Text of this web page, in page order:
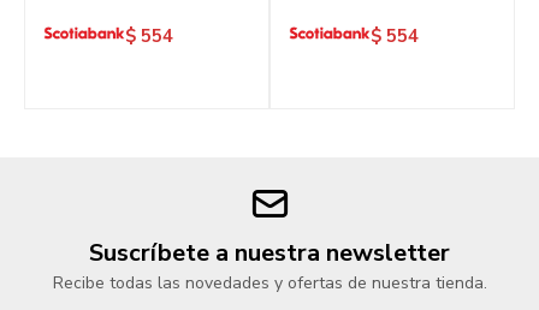
$ 554 $ 554
Suscríbete a nuestra newsletter
Recibe todas las novedades y ofertas de nuestra tienda.